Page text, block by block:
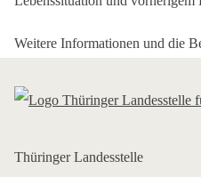
Weitere Informationen und die
Thüringer Landesstelle